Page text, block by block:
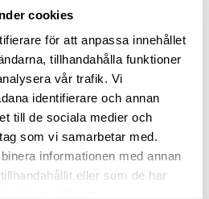
cookies
för att anpassa innehållet
tillhandahålla funktioner
vår trafik. Vi
identifierare och annan
till de sociala medier och
som vi samarbetar med.
informationen med annan
eller som de har
och hormonella förändringar i